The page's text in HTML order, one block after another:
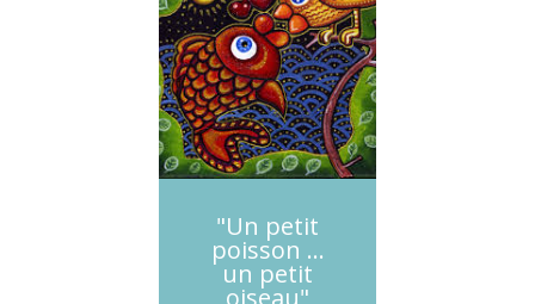
"Un petit
poisson ...
un petit
oiseau"